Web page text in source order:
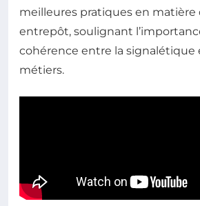
meilleures pratiques en matière
entrepôt, soulignant
cohérence entre la signalétique
métiers.